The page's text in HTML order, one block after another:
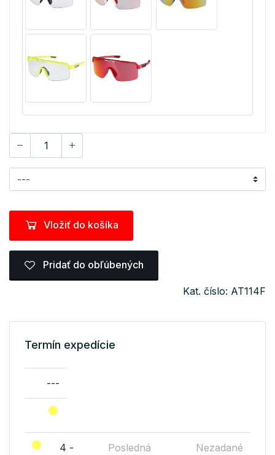
Vložiť do košíka
Pridať do obľúbených
Kat. číslo: AT114F
Termín expedície
---
4 -
Posledná
Nezadané